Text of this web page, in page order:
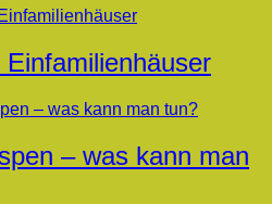
– was kann man